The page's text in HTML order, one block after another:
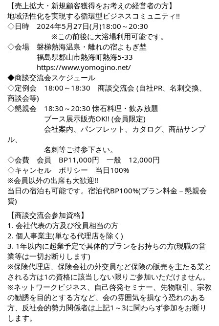
【売上拡大・新規顧客獲得をお考えの経営者の方】
地域活性化を実現する循環型ビジネスコミュニティ!!
◇日時 2024年5月27日(月)18:00～20:30
※この前後に大浴場利用可能です。
◇会場 磐梯熱海温泉・離れの宿よもぎ埜
福島県郡山市熱海町熱海5-33
https://www.yomogino.net/
◆商談交流会スケジュール
◇定例会 18:00～18:30 商談交流会 (自社PR、名刺交換、
商談会等)
◇懇親会 18:30～20:30 懐石料理・飲み放題
ブース展示販売OK!! (会員限定)
会社案内、パンフレット、カタログ、商品サンプ
ル、
名刺等ご持参下さい。
◇会費 会員 BP11,000円 一般 12,000円
◇キャンセル ポリシー 当日100%
※会員以外の出席も大歓迎!!
当日の宿泊も可能です。宿泊代BP100%(プラン料金－懇親会
費)
【商談交流会参加資格】
1. 会社代表の方及び役員相当の方
2. 個人事業主(単なる代理店を除く)
3. 1年以内に起業予定で具体的プランをお持ちの方(現職の営
業等は一切お断りします)
※保険代理店、保険会社の外交員など保険の販売を主たる業と
される方は1の資格に該当しない限りご参加いただけません。
※ネットワークビジネス、自己啓発セミナー、先物取引、宗教
の勧誘を目的とする方など、会の雰囲気を損なう恐れのある
方、反社会的勢力関係者は上記1～3に関わらず参加をお断り
します。